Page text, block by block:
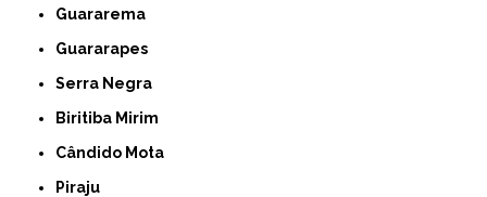
Guararema
Guararapes
Serra Negra
Biritiba Mirim
Cândido Mota
Piraju